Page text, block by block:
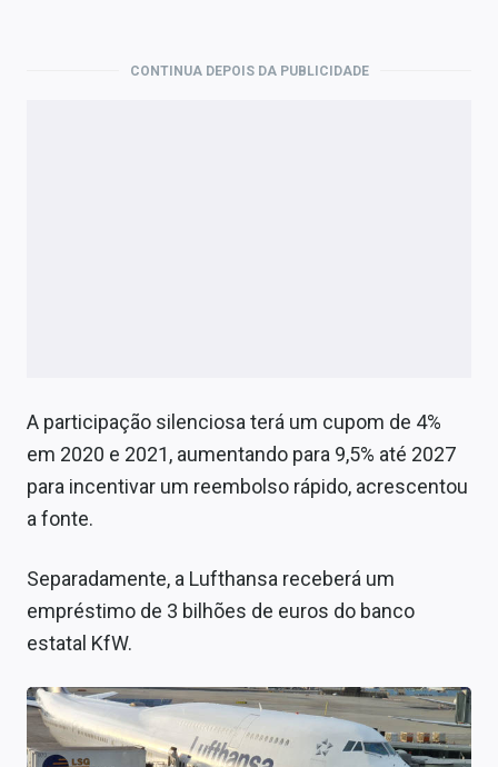
CONTINUA DEPOIS DA PUBLICIDADE
A participação silenciosa terá um cupom de 4%
em 2020 e 2021, aumentando para 9,5% até 2027
para incentivar um reembolso rápido, acrescentou
a fonte.
Separadamente, a Lufthansa receberá um
empréstimo de 3 bilhões de euros do banco
estatal KfW.